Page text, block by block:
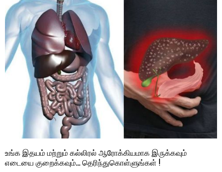
உங்க இதயம் மற்றும் கல்லிரல் ஆரோக்கியமாக இருக்கவும்
எடையை குறைக்கவும்… தெரிந்துகொள்ளுங்கள் !